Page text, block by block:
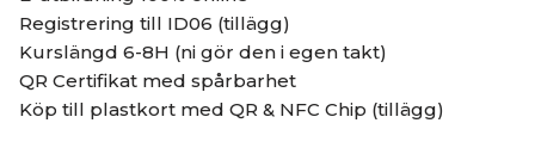
Registrering till ID06 (tillägg)
Kurslängd 6-8H (ni gör den i egen takt)
QR Certifikat med spårbarhet
Köp till plastkort med QR & NFC Chip (tillägg)